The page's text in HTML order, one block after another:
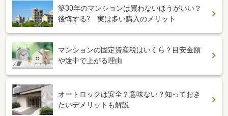
築30年のマンションは買わないほうがいい？
後悔する? 実は多い購入のメリット
マンションの固定資産税はいくら？目安金額
や途中で上がる理由
オートロックは安全？意味ない？知っておき
たいデメリットも解説